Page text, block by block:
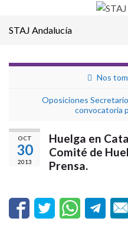
STAJ Andalucía
Nos
Oposiciones
convocatoria
OCT
30
2013
Huelga en
Comité de
Prensa.